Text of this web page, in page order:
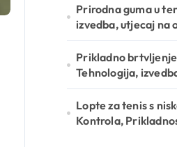
Prirodna guma u
izvedba, utjecaj na
Prikladno
Tehnologija,
Lopte za tenis s
Kontrola,